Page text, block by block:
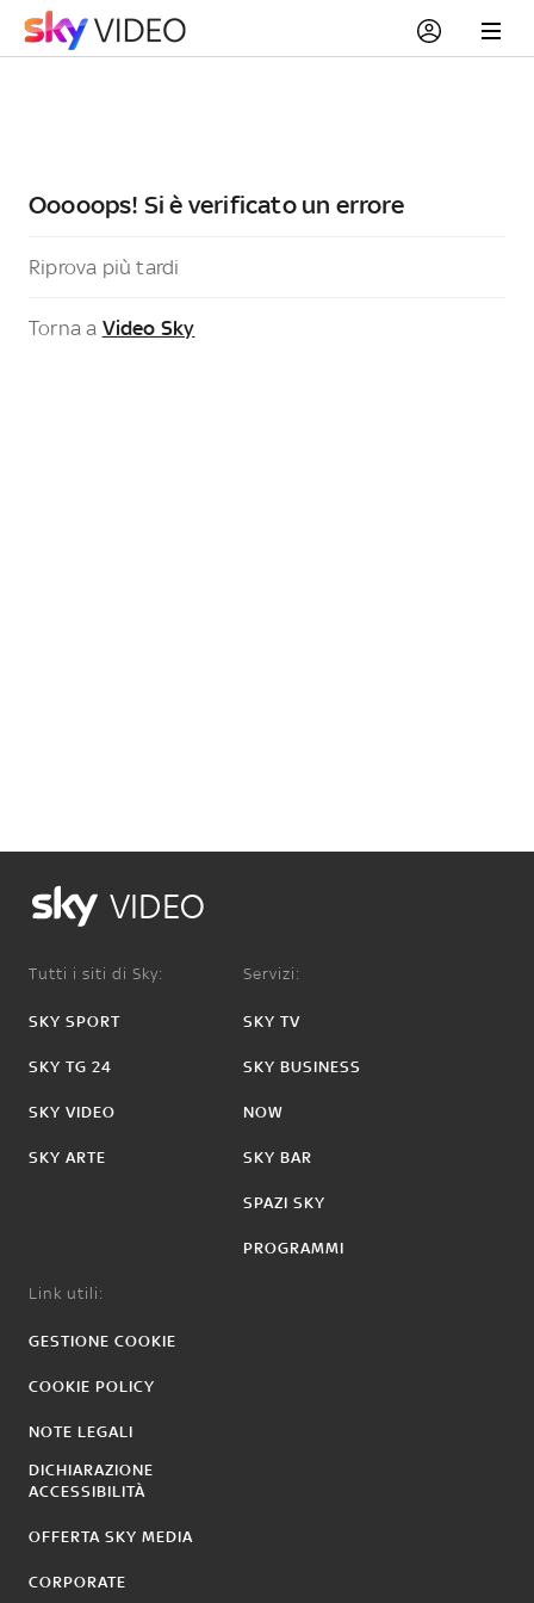
Ooooops! Si è verificato un errore
Riprova più tardi
Torna a Video Sky
VIDEO
Tutti i siti di Sky:
SKY SPORT
SKY TG 24
SKY VIDEO
SKY ARTE
Servizi:
SKY TV
SKY BUSINESS
NOW
SKY BAR
SPAZI SKY
PROGRAMMI
Link utili:
GESTIONE COOKIE
COOKIE POLICY
NOTE LEGALI
DICHIARAZIONE
ACCESSIBILITÀ
OFFERTA SKY MEDIA
CORPORATE